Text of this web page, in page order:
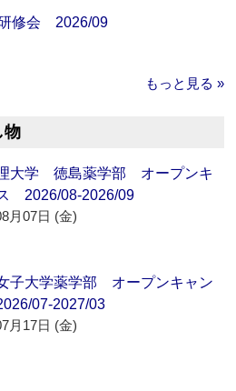
修会 2026/09
もっと見る »
物
大学 徳島薬学部 オープンキ
2026/08-2026/09
月07日 (金)
子大学薬学部 オープンキャン
07-2027/03
月17日 (金)